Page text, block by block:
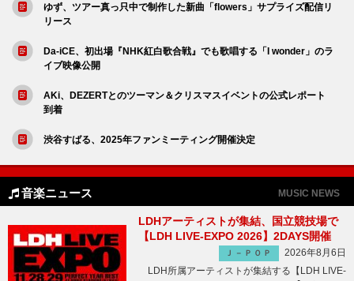
ゆず、ツアー真っ只中で制作した新曲「flowers」サプライズ配信リ
リース
Da-iCE、初出場『NHK紅白歌合戦』でも歌唱する「I wonder」のラ
イブ映像公開
AKi、DEZERTとのツーマン＆クリスマスイベントの公式レポート
到着
渋谷すばる、2025年ファンミーティング開催決定
音楽ニュース MUSIC NEWS
LDHアーティストが集結、国立競技場で
【LDH LIVE-EXPO 2026】2DAYS開催
Ｊ－ＰＯＰ
2026年8月6日
LDH所属アーティストが集結する【LDH LIVE-